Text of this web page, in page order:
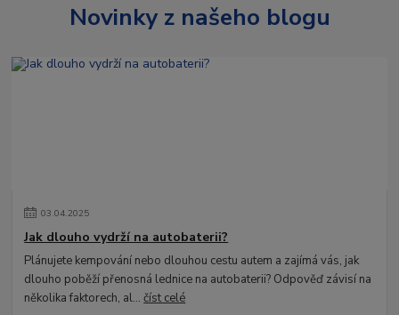
Novinky z našeho blogu
03.04.2025
Jak dlouho vydrží na autobaterii?
Plánujete kempování nebo dlouhou cestu autem a zajímá vás, jak
dlouho poběží přenosná lednice na autobaterii? Odpověď závisí na
několika faktorech, al...číst celé